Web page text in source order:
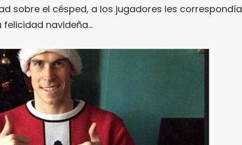
sobre el césped, a los jugadores les correspondía
navideña…